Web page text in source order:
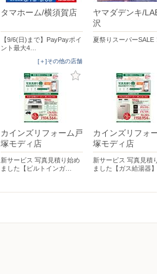
タマホーム/横須賀店
【9/6(日)まで】PayPayポイ
ント最大4…
[＋]その他の店舗
ヤマダデンキ/
沢
夏祭りスーパーSALE
カインズリフォーム戸
塚モディ店
新サービス 写真見積り始め
ました【ビルトインガ…
カインズリフォ
塚モディ店
新サービス 写真見積
ました【ガス給湯器